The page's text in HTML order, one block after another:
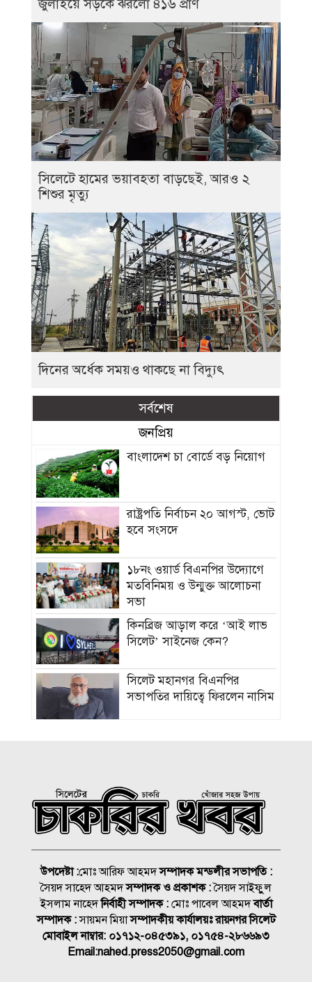
জুলাইয়ে সড়কে ঝরলো ৪১৬ প্রাণ
সিলেটে হামের ভয়াবহতা বাড়ছেই, আরও ২
শিশুর মৃত্যু
দিনের অর্ধেক সময়ও থাকছে না বিদ্যুৎ
সর্বশেষ
জনপ্রিয়
বাংলাদেশ চা বোর্ডে বড় নিয়োগ
রাষ্ট্রপতি নির্বাচন ২০ আগস্ট, ভোট
হবে সংসদে
১৮নং ওয়ার্ড বিএনপির উদ্যোগে
মতবিনিময় ও উন্মুক্ত আলোচনা
সভা
কিনব্রিজ আড়াল করে ‘আই লাভ
সিলেট’ সাইনেজ কেন?
সিলেট মহানগর বিএনপির
সভাপতির দায়িত্বে ফিরলেন নাসিম
আইসিইউতে হাতকড়া পরে
ভাইরাল হওয়া আ’লীগ নেতার
মৃত্যু
বোয়ালখালীতে ট্রাকের সাথে
অটোরিকশার সংঘর্ষে আহত ৫
যাত্রী
ব্যাংক এশিয়ায় জব সার্কুলার,
আবেদন শেষ ১৯ আগস্ট
সিলেটে হামের ভয়াবহতা
উপদেষ্টা :মোঃ আরিফ আহমদসম্পাদক মন্ডলীর সভাপতি :
সৈয়দ সাহেদ আহমদসম্পাদক ও প্রকাশক :সৈয়দ সাইফুুল
ইসলাম নাহেদনির্বাহী সম্পাদক :মোঃ পাবেল আহমদবার্তা
সম্পাদক :সায়মন মিয়াসম্পাদকীয় কার্যালয়ঃ রায়নগর সিলেট
মোবাইল নাম্বার: ০১৭১২-০৪৫৩৯১, ০১৭৫৪-২৮৬৬৯৩
Email:nahed.press2050@gmail.com